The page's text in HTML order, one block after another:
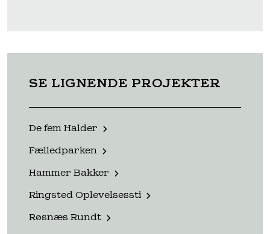
SE LIGNENDE PROJEKTER
De fem Halder
Fælledparken
Hammer Bakker
Ringsted Oplevelsessti
Røsnæs Rundt